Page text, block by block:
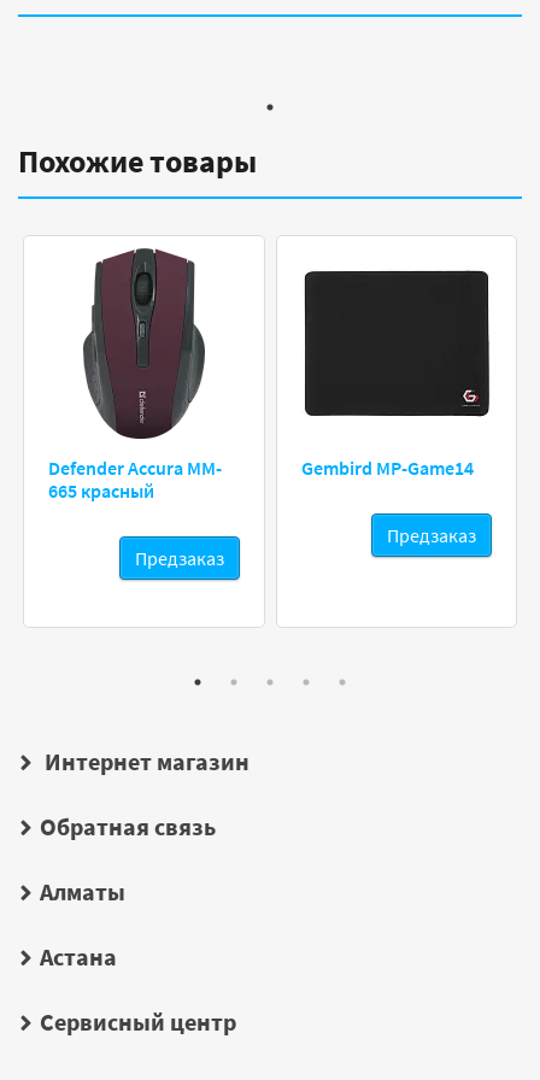
Похожие товары
Defender Accura MM-
665 красный
Предзаказ
Gembird MP-Game14
Предзаказ
Интернет магазин
Обратная связь
Алматы
Астана
Сервисный центр